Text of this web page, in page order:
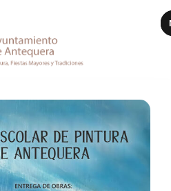
VER MÁS